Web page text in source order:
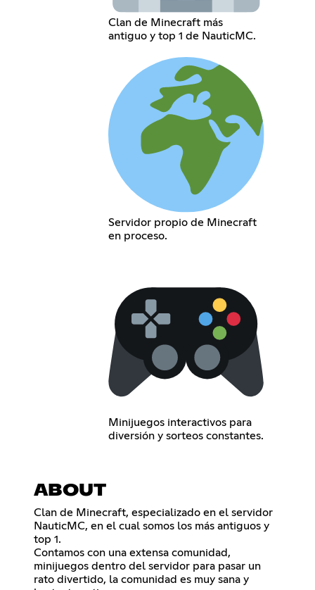
Clan de Minecraft más
antiguo y top 1 de NauticMC.
Servidor propio de Minecraft
en proceso.
Minijuegos interactivos para
diversión y sorteos constantes.
ABOUT
Clan de Minecraft, especializado en el servidor
NauticMC, en el cual somos los más antiguos y
top 1.
Contamos con una extensa comunidad,
minijuegos dentro del servidor para pasar un
rato divertido, la comunidad es muy sana y